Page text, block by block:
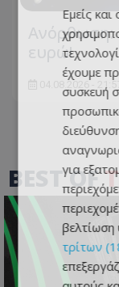
ευρώ!
04.08.2026 - 21:57
BEST OF
Εμείς
έχουμε
συσκευή
για
τρίτων